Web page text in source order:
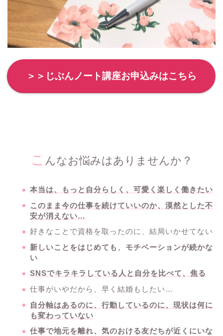
＞＞じぶんノート講座お申込みはこちら
こ んなお悩みはありませんか？
本当は、もっと自分らしく、可愛く楽しく働きたい
このまま今の仕事を続けていいのか、漠然とした不
安が消えない…
好きなことで資格を取ったのに、結局いかせてない
新しいことをはじめても、モチベーションが続かな
い
SNSでキラキラしている人と自分を比べて、焦る
仕事がいやだから、早く結婚もしたい…
自分軸はあるのに、行動しているのに、現状は何に
も変わっていない
仕事で地元を離れ、気のおける友だちが近くにいな